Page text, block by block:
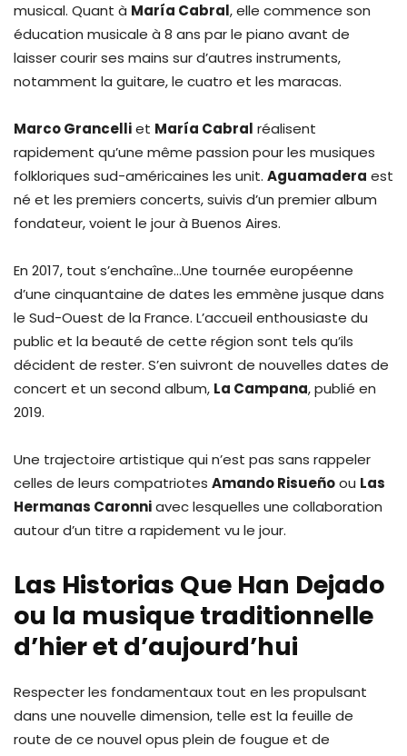
musical. Quant à María Cabral, elle commence son
éducation musicale à 8 ans par le piano avant de
laisser courir ses mains sur d’autres instruments,
notamment la guitare, le cuatro et les maracas.
Marco Grancelliet María Cabral réalisent
rapidement qu’une même passion pour les musiques
folkloriques sud-américaines les unit. Aguamadera est
né et les premiers concerts, suivis d’un premier album
fondateur, voient le jour à Buenos Aires.
En 2017, tout s’enchaîne…Une tournée européenne
d’une cinquantaine de dates les emmène jusque dans
le Sud-Ouest de la France. L’accueil enthousiaste du
public et la beauté de cette région sont tels qu’ils
décident de rester. S’en suivront de nouvelles dates de
concert et un second album, La Campana, publié en
2019.
Une trajectoire artistique qui n’est pas sans rappeler
celles de leurs compatriotes Amando Risueñoou Las
Hermanas Caronniavec lesquelles une collaboration
autour d’un titre a rapidement vu le jour.
Las Historias Que Han Dejado
ou la musique traditionnelle
d’hier et d’aujourd’hui
Respecter les fondamentaux tout en les propulsant
dans une nouvelle dimension, telle est la feuille de
route de ce nouvel opus plein de fougue et de